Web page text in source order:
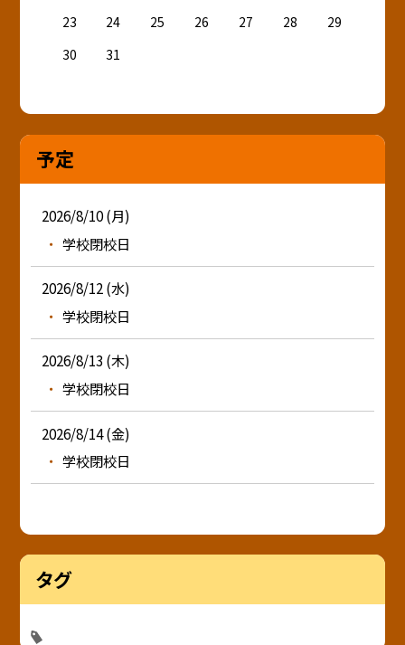
23
24 25 26 27 28
29
30
31
予定
2026/8/10 (月)
学校閉校日
2026/8/12 (水)
学校閉校日
2026/8/13 (木)
学校閉校日
2026/8/14 (金)
学校閉校日
タグ